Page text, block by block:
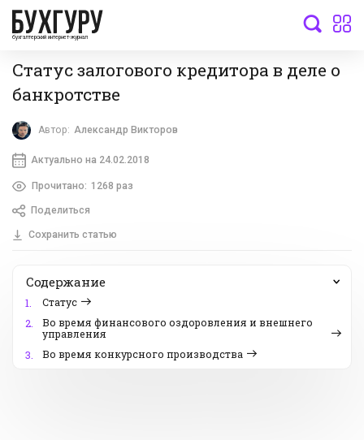
бухгалтерский интернет-журнал
Статус залогового кредитора в деле о
банкротстве
Автор: Александр Викторов
Актуально на 24.02.2018
Прочитано: 1268 раз
Поделиться
Сохранить статью
Содержание
1.
Статус
2.
Во время финансового оздоровления и внешнего
управления
3.
Во время конкурсного производства